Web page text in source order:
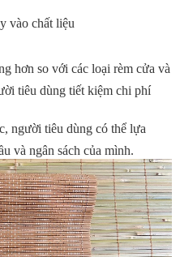
vào chất liệu
hơn so với các loại rèm cửa và
tiêu dùng tiết kiệm chi phí
người tiêu dùng có thể lựa
và ngân sách của mình.